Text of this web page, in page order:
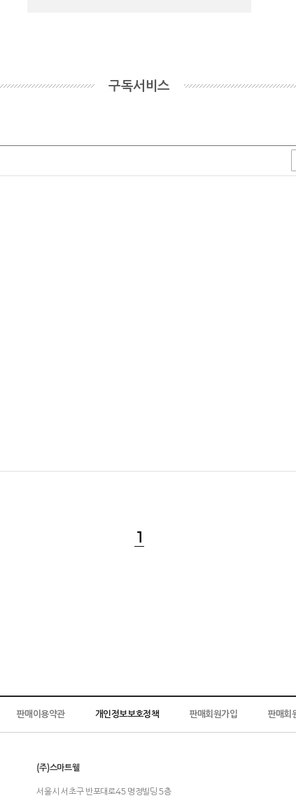
구독서비스
1
판매이용약관 개인정보보호정책 판매회원가입 판매회
(주)스마트웰
서울시 서초구 반포대로45 명정빌딩 5층